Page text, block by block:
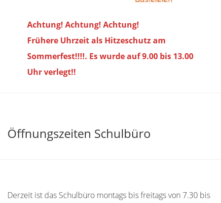
Achtung! Achtung! Achtung!
Frühere Uhrzeit als Hitzeschutz am
Sommerfest!!!!. Es wurde auf 9.00 bis 13.00
Uhr verlegt!!
Öffnungszeiten Schulbüro
Derzeit ist das Schulbüro montags bis freitags von 7.30 bis